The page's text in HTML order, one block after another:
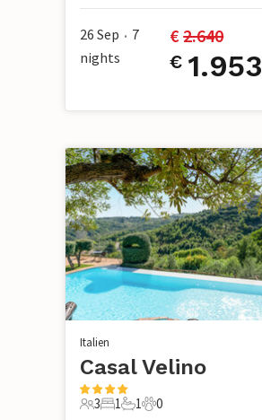
26 Sep • 7
nights
€ 2.640
€ 1.953
Italien
Casal Velino
3 Gäste
3
1 Schlafzimmer
1
1 Badezimmer
1
0 Haustiere
0